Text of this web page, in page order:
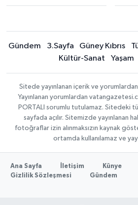
Gündem 3.Sayfa Güney Kıbrıs
Kültür-Sanat
Yaşam
Sitede yayınlanan içerik ve
Yayınlanan yorumlardan
PORTALI sorumlu tutulamaz. Sitedeki
sayfada açılır. Sitemizde yayınlanan
fotoğraflar izin alınmaksızın kaynak
ortamda kullanılamaz ve
Ana Sayfa İletişim
Künye
Gizlilik Sözleşmesi
Gündem